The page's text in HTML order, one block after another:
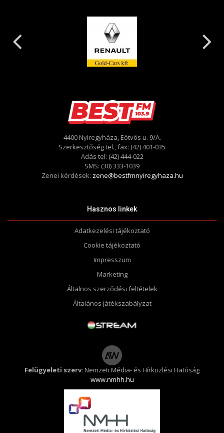
4400 Nyíregyháza, Eötvös u. 9/A.
Szerkesztőség tel., fax: (42) 401-035
Adás tel: (42) 444-022
SMS: (30) 333-1039
Zenei kérdések: zene@bestfmnyiregyhaza.hu
Hasznos linkek
Adatkezelési tájékoztató
Cookie tájékoztató
Impresszum
Marketing
Általnos szerződési feltételek
Általános játékszabályzat
Felügyeleti szerv: Nemzeti Média- és Hírközlési Hatóság
www.nmhh.hu